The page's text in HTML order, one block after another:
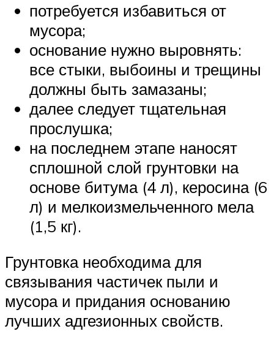
потребуется избавиться от
мусора;
основание нужно выровнять:
все стыки, выбоины и трещины
должны быть замазаны;
далее следует тщательная
прослушка;
на последнем этапе наносят
сплошной слой грунтовки на
основе битума (4 л), керосина (6
л) и мелкоизмельченного мела
(1,5 кг).
Грунтовка необходима для
связывания частичек пыли и
мусора и придания основанию
лучших адгезионных свойств.